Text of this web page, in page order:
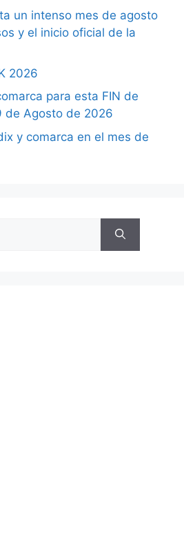
un intenso mes de agosto
y el inicio oficial de la
2026
para esta FIN de
de Agosto de 2026
y comarca en el mes de